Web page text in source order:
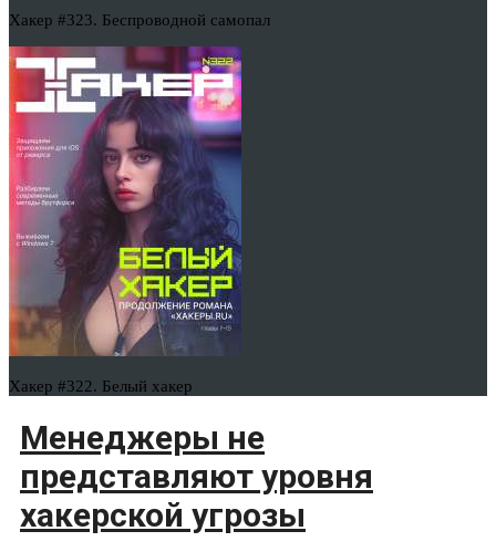
Хакер #323. Беспроводной самопал
Хакер #322. Белый хакер
Менеджеры не
представляют уровня
хакерской угрозы